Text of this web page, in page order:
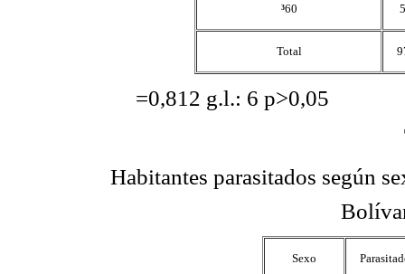
³60 5
Total
=0,812 g.l.: 6 p>0,05
Habitantes parasitados según
Sexo